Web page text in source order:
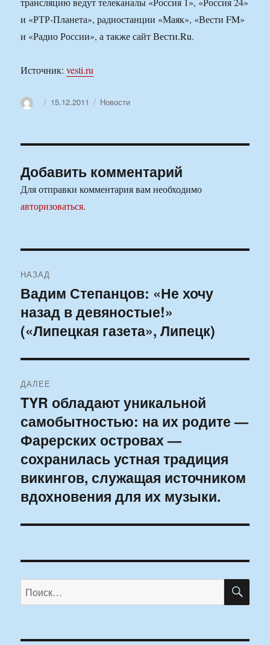
и «РТР-Планета», радиостанции «Маяк», «Вести FM»
и «Радио России», а также сайт Вести.Ru.
Источник:vesti.ru
АвторОпубликовано
15.12.2011 Рубрики
Новости
Добавить комментарий
Для отправки комментария вам необходимо
авторизоваться.
по
записям
НАЗАД
Предыдущая
запись:
Вадим Степанцов: «Не хочу
назад в девяностые!»
(«Липецкая газета», Липецк)
ДАЛЕЕ
Следующая
запись:
TYR обладают уникальной
самобытностью: на их родите —
Фарерских островах —
сохранилась устная традиция
викингов, служащая источником
вдохновения для их музыки.
Искать: